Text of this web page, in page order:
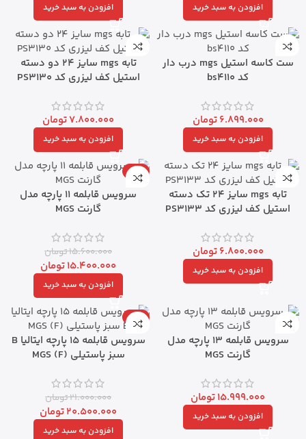
افزودن به سبد خرید افزودن به سبد خرید
ست کاسه استیل mgs درب دار
کد bs4110
6.899.000تومان
افزودن به سبد خرید
تابه mgs سایز 24 دو دسته
استیل کف لیزری کد PS3130
7.800.000تومان
افزودن به سبد خرید
تابه mgs سایز 24 تک دسته
استیل کف لیزری کد PS3133
6.800.000تومان
افزودن به سبد خرید
-1%
سرویس قابلمه 11 پارچه مدل
گارنت MGS
15.600.000تومان
15.400.000تومان
افزودن به سبد خرید
سرویس قابلمه 13 پارچه مدل
گارنت MGS
15.999.000تومان
افزودن به سبد خرید
-2%
سرویس قابلمه 15 پارچه ایتالیا B
سبز پاستیلی MGS (F)
21.000.000تومان
20.500.000تومان
افزودن به سبد خرید